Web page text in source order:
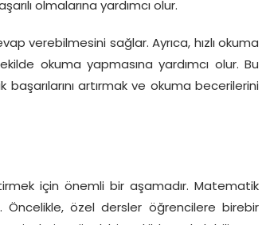
olmalarına yardımcı olur.
verebilmesini sağlar. Ayrıca, hızlı okuma
okuma yapmasına yardımcı olur. Bu
artırmak ve okuma becerilerini
için önemli bir aşamadır. Matematik
özel dersler öğrencilere birebir